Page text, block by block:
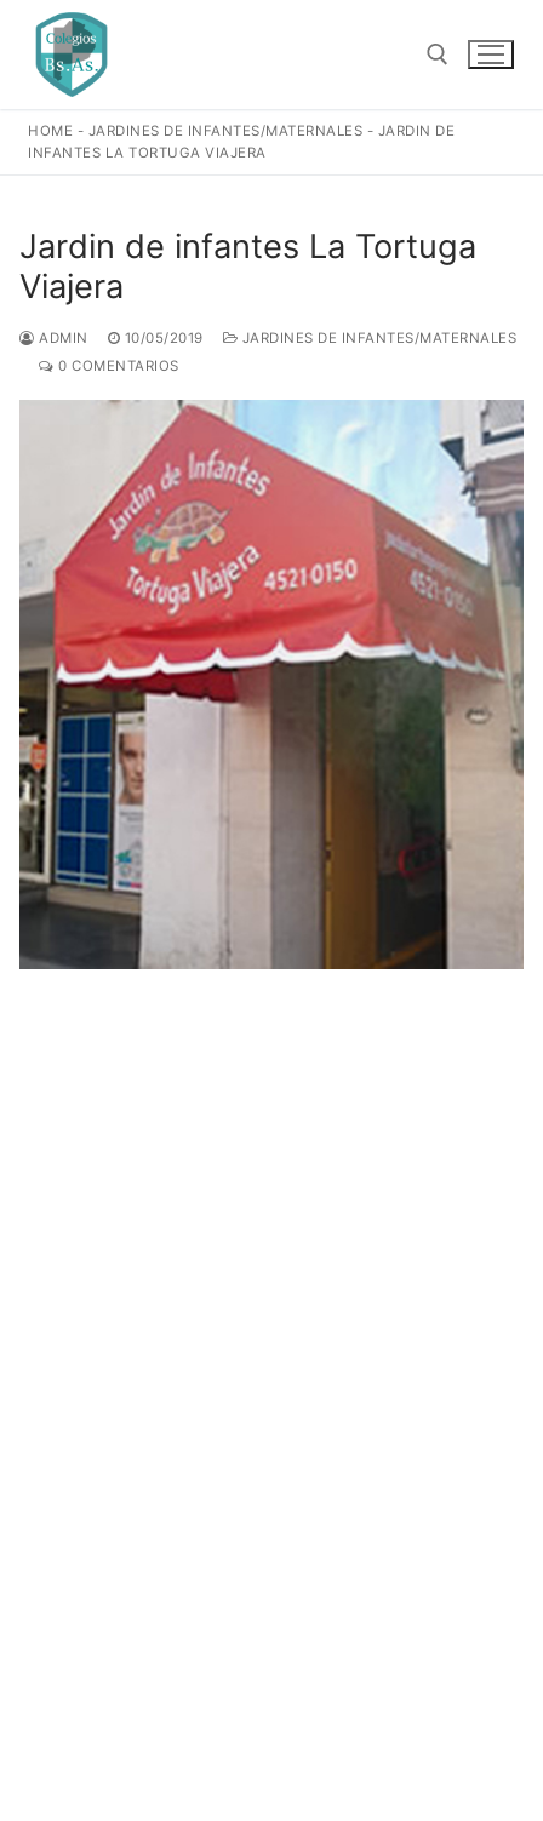
contenido
Buscar:
HOME - JARDINES DE INFANTES/MATERNALES - JARDIN DE
INFANTES LA TORTUGA VIAJERA
Jardin de infantes La Tortuga
Viajera
ADMIN 10/05/2019
JARDINES DE INFANTES/MATERNALES
0 COMENTARIOS